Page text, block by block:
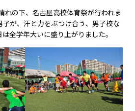
の下、名古屋高校体育祭が行われま
子が、汗と力をぶつけ合う、男子校な
全学年大いに盛り上がりました。